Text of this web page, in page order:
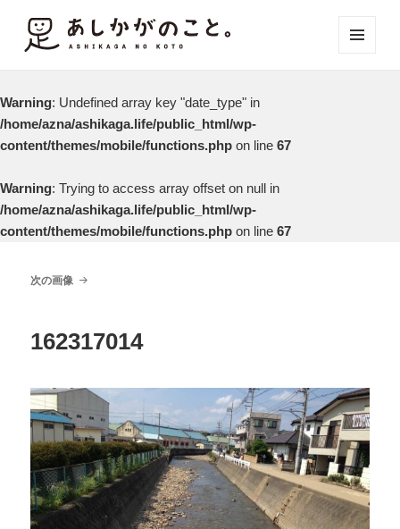
Warning: Undefined array key "date_type" in
/home/azna/ashikaga.life/public_html/wp-
content/themes/mobile/functions.php on line 67
Warning: Trying to access array offset on null in
/home/azna/ashikaga.life/public_html/wp-
content/themes/mobile/functions.php on line 67
次の画像
162317014